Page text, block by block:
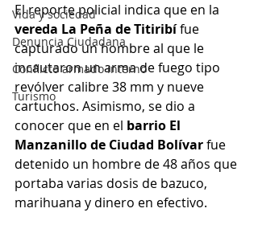
Vida y sociedad
Denuncia Ciudadana
Conflicto armado interno
Turismo
El reporte policial indica que en la
vereda La Peña de Titiribí fue
capturado un hombre al que le
incautaron un arma de fuego tipo
revólver calibre 38 mm y nueve
cartuchos. Asimismo, se dio a
conocer que en el barrio El
Manzanillo de Ciudad Bolívar fue
detenido un hombre de 48 años que
portaba varias dosis de bazuco,
marihuana y dinero en efectivo.